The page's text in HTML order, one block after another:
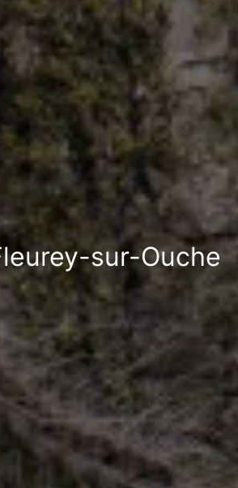
sur-Ouche